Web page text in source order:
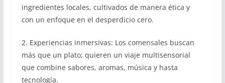
ingredientes locales, cultivados de manera ética y
con un enfoque en el desperdicio cero.
2. Experiencias inmersivas: Los comensales buscan
más que un plato; quieren un viaje multisensorial
que combine sabores, aromas, música y hasta
tecnología.